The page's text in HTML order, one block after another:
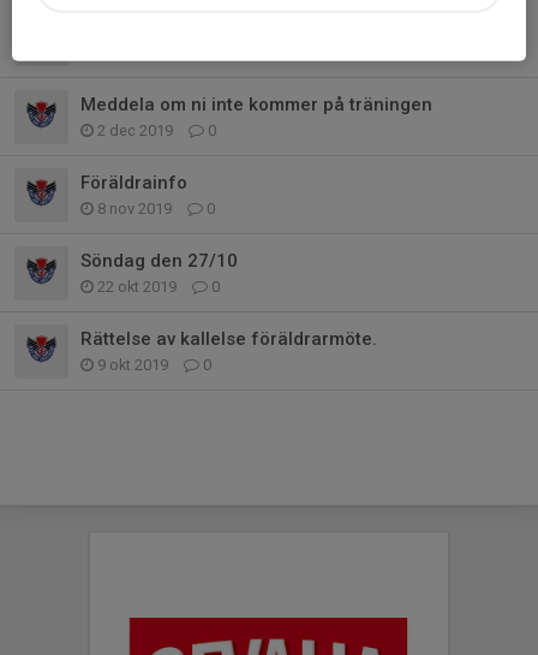
Meddela om ni inte kommer på träningen
2 dec 2019 0
Föräldrainfo
8 nov 2019 0
Söndag den 27/10
22 okt 2019 0
Rättelse av kallelse föräldrarmöte.
9 okt 2019 0